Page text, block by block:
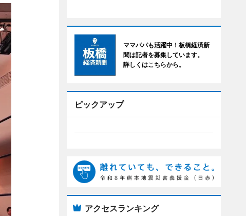
ママパパも活躍中！板橋経済新
聞は記者を募集しています。
詳しくはこちらから。
ピックアップ
アクセスランキング